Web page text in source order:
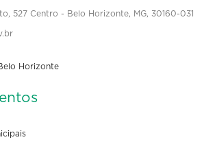
527 Centro - Belo Horizonte, MG, 30160-031
Horizonte